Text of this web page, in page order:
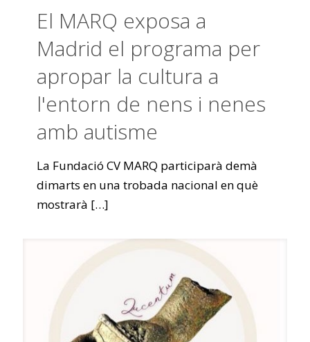
El MARQ exposa a
Madrid el programa per
apropar la cultura a
l'entorn de nens i nenes
amb autisme
La Fundació CV MARQ participarà demà
dimarts en una trobada nacional en què
mostrarà […]